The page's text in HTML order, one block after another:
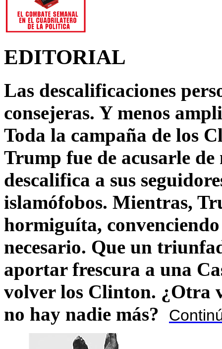
EDITORIAL
Las descalificaciones
consejeras. Y menos
Toda la campaña de los
Trump fue de acusarle
descalifica a sus
islamófobos. Mientras,
hormiguíta,
necesario. Que un
aportar frescura a una
volver los Clinton. ¿Otra
no hay nadie más?